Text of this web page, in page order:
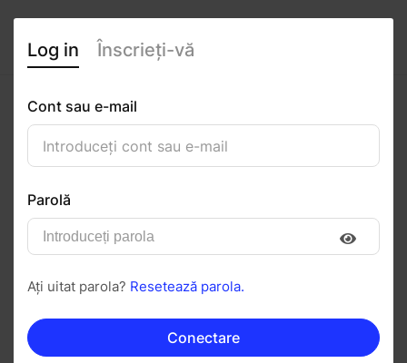
Gabriel Popescu
Urmăriți Salvați în PDF
Invitați Mesaj
Log in Înscrieți-vă
Cont sau e-mail
Parolă
Ați uitat parola? Resetează parola.
Conectare